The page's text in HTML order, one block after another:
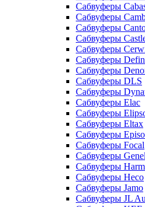
Сабвуферы
Сабвуферы
Сабвуферы
Сабвуферы
Сабвуферы
Сабвуферы
Сабвуферы
Сабвуферы DLS
Сабвуферы
Сабвуферы Elac
Сабвуферы
Сабвуферы Eltax
Сабвуферы
Сабвуферы Focal
Сабвуферы
Сабвуферы
Сабвуферы Heco
Сабвуферы Jamo
Сабвуферы JL